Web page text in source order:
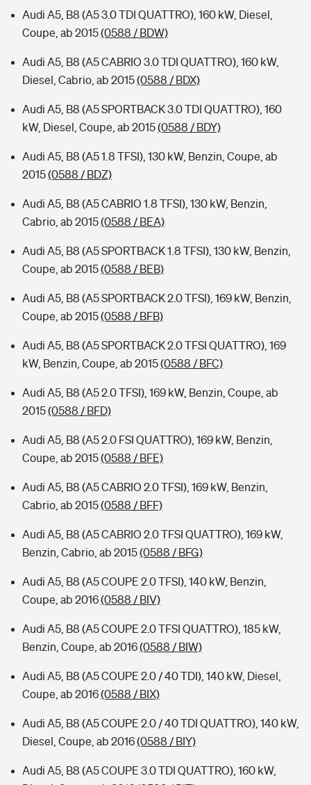
Audi A5, B8 (A5 3.0 TDI QUATTRO), 160 kW, Diesel,
Coupe, ab 2015(0588 / BDW)
Audi A5, B8 (A5 CABRIO 3.0 TDI QUATTRO), 160 kW,
Diesel, Cabrio, ab 2015(0588 / BDX)
Audi A5, B8 (A5 SPORTBACK 3.0 TDI QUATTRO), 160
kW, Diesel, Coupe, ab 2015(0588 / BDY)
Audi A5, B8 (A5 1.8 TFSI), 130 kW, Benzin, Coupe, ab
2015(0588 / BDZ)
Audi A5, B8 (A5 CABRIO 1.8 TFSI), 130 kW, Benzin,
Cabrio, ab 2015(0588 / BEA)
Audi A5, B8 (A5 SPORTBACK 1.8 TFSI), 130 kW, Benzin,
Coupe, ab 2015(0588 / BEB)
Audi A5, B8 (A5 SPORTBACK 2.0 TFSI), 169 kW, Benzin,
Coupe, ab 2015(0588 / BFB)
Audi A5, B8 (A5 SPORTBACK 2.0 TFSI QUATTRO), 169
kW, Benzin, Coupe, ab 2015(0588 / BFC)
Audi A5, B8 (A5 2.0 TFSI), 169 kW, Benzin, Coupe, ab
2015(0588 / BFD)
Audi A5, B8 (A5 2.0 FSI QUATTRO), 169 kW, Benzin,
Coupe, ab 2015(0588 / BFE)
Audi A5, B8 (A5 CABRIO 2.0 TFSI), 169 kW, Benzin,
Cabrio, ab 2015(0588 / BFF)
Audi A5, B8 (A5 CABRIO 2.0 TFSI QUATTRO), 169 kW,
Benzin, Cabrio, ab 2015(0588 / BFG)
Audi A5, B8 (A5 COUPE 2.0 TFSI), 140 kW, Benzin,
Coupe, ab 2016(0588 / BIV)
Audi A5, B8 (A5 COUPE 2.0 TFSI QUATTRO), 185 kW,
Benzin, Coupe, ab 2016(0588 / BIW)
Audi A5, B8 (A5 COUPE 2.0 / 40 TDI), 140 kW, Diesel,
Coupe, ab 2016(0588 / BIX)
Audi A5, B8 (A5 COUPE 2.0 / 40 TDI QUATTRO), 140 kW,
Diesel, Coupe, ab 2016(0588 / BIY)
Audi A5, B8 (A5 COUPE 3.0 TDI QUATTRO), 160 kW,